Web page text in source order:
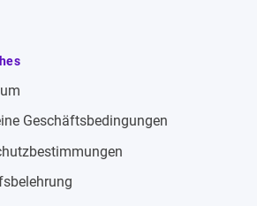
Geschäftsbedingungen